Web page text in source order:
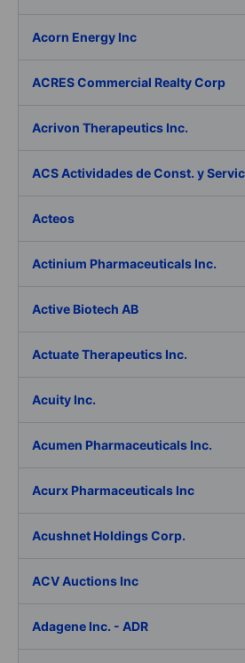
Acorn Energy Inc
ACRES Commercial Realty Corp
Acrivon Therapeutics Inc.
ACS Actividades de Const. y
Acteos
Actinium Pharmaceuticals Inc.
Active Biotech AB
Actuate Therapeutics Inc.
Acuity Inc.
Acumen Pharmaceuticals Inc.
Acurx Pharmaceuticals Inc
Acushnet Holdings Corp.
ACV Auctions Inc
Adagene Inc. - ADR